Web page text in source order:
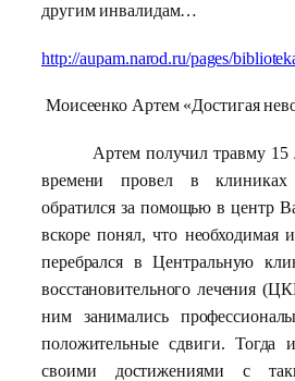
другим инвалидам…
http://aupam.narod.ru/pages/
Моисеенко Артем «Достигая
Артем получил травму 15
времени провел в
обратился за помощью в центр
вскоре понял, что необходимая
перебрался в Центральную
восстановительного лечения
ним занимались
положительные сдвиги. Тогда
своими достижениями с